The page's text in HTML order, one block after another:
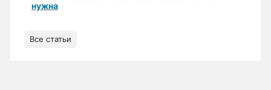
нужна
Все статьи